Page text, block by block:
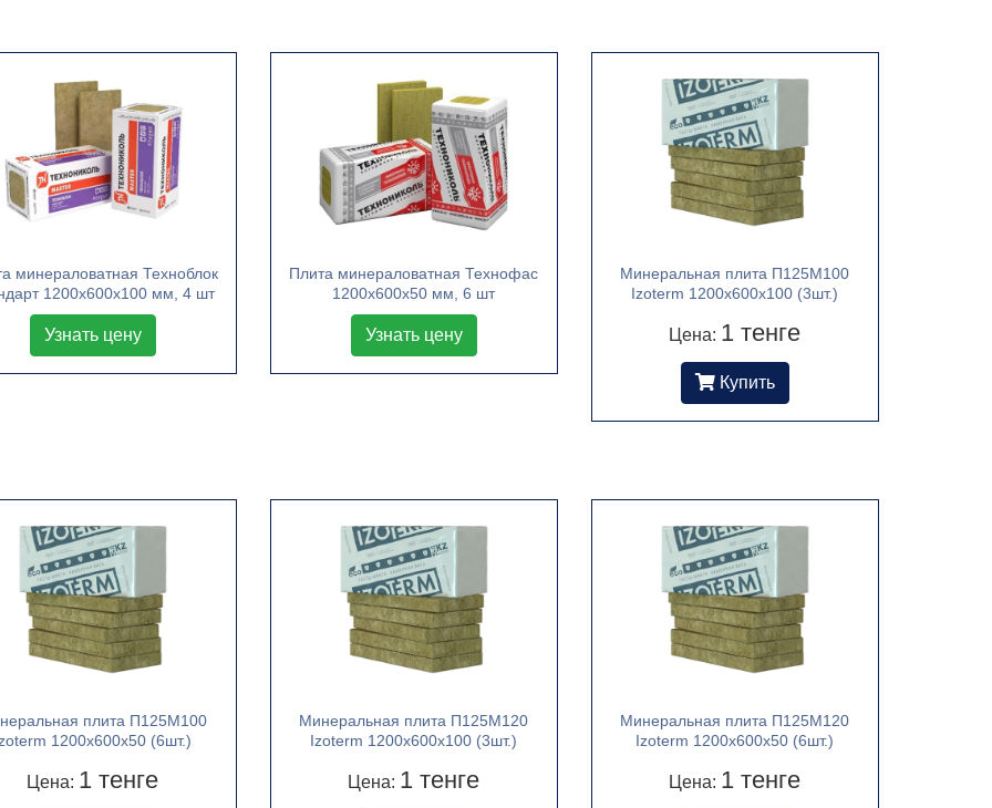
минераловатная Техноблок
1200х600х100 мм, 4 шт
Узнать цену
Плита минераловатная Технофас
1200х600х50 мм, 6 шт
Узнать цену
Минеральная плита П125М100
Izoterm 1200х600х100 (3шт.)
Цена: 1 тенге
Купить
плита П125М100
1200х600х50 (6шт.)
Цена: 1 тенге
Минеральная плита П125М120
Izoterm 1200х600х100 (3шт.)
Цена: 1 тенге
Минеральная плита П125М120
Izoterm 1200х600х50 (6шт.)
Цена: 1 тенге